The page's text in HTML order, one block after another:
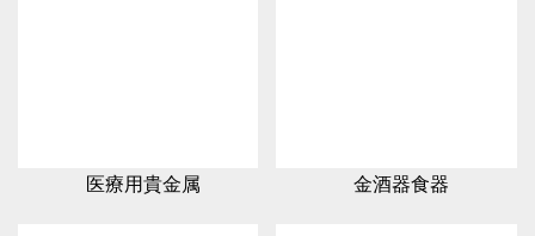
医療用貴金属 金酒器食器